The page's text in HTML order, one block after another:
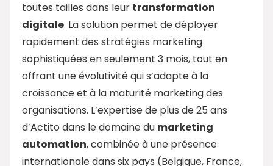
toutes tailles dans leur transformation
digitale. La solution permet de déployer
rapidement des stratégies marketing
sophistiquées en seulement 3 mois, tout en
offrant une évolutivité qui s’adapte à la
croissance et à la maturité marketing des
organisations. L’expertise de plus de 25 ans
d’Actito dans le domaine du marketing
automation, combinée à une présence
internationale dans six pays (Belgique, France,